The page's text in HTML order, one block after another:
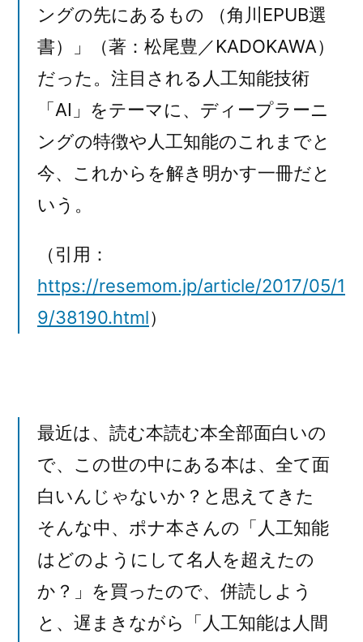
ングの先にあるもの （角川EPUB選
書）」（著：松尾豊／KADOKAWA）
だった。注目される人工知能技術
「AI」をテーマに、ディープラーニ
ングの特徴や人工知能のこれまでと
今、これからを解き明かす一冊だと
いう。
（引用：
https://resemom.jp/article/2017/05/1
9/38190.html）
最近は、読む本読む本全部面白いの
で、この世の中にある本は、全て面
白いんじゃないか？と思えてきた
そんな中、ポナ本さんの「人工知能
はどのようにして名人を超えたの
か？」を買ったので、併読しよう
と、遅まきながら「人工知能は人間